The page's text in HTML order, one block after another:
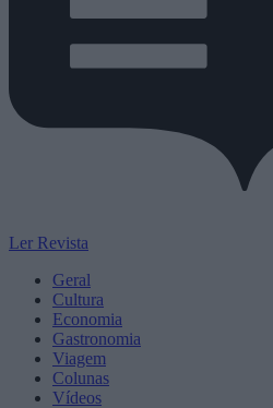
Ler Revista
Geral
Cultura
Economia
Gastronomia
Viagem
Colunas
Vídeos